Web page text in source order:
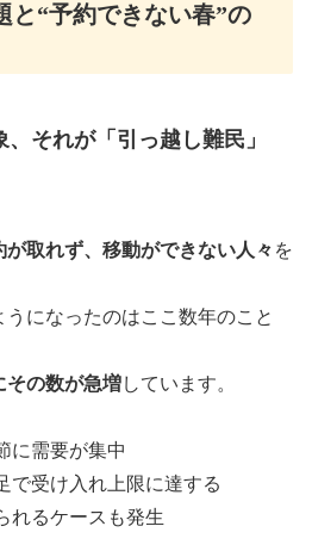
と“予約できない春”の
それが「引っ越し難民」
取れず、移動ができない人々 を
になったのはここ数年のこと
その数が急増しています。
に需要が集中
で受け入れ上限に達する
れるケースも発生